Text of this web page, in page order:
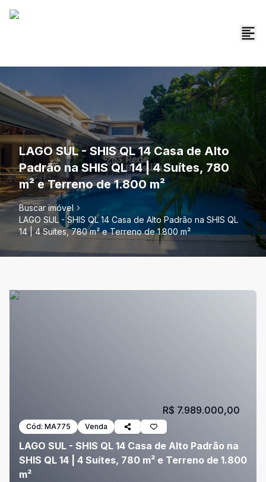
LAGO SUL - SHIS QL 14 Casa de Alto
Padrão na SHIS QL 14 | 4 Suítes, 780
m² e Terreno de 1.800 m²
Buscar imóvel
LAGO SUL - SHIS QL 14 Casa de Alto Padrão na SHIS QL
14 | 4 Suítes, 780 m² e Terreno de 1.800 m²
Cód: MA775 Venda
LAGO SUL - SHIS QL 14 Casa de Alto Padrão na
SHIS QL 14 | 4 Suítes, 780 m² e Terreno de 1.800
m²
R$ 7.989.000,00